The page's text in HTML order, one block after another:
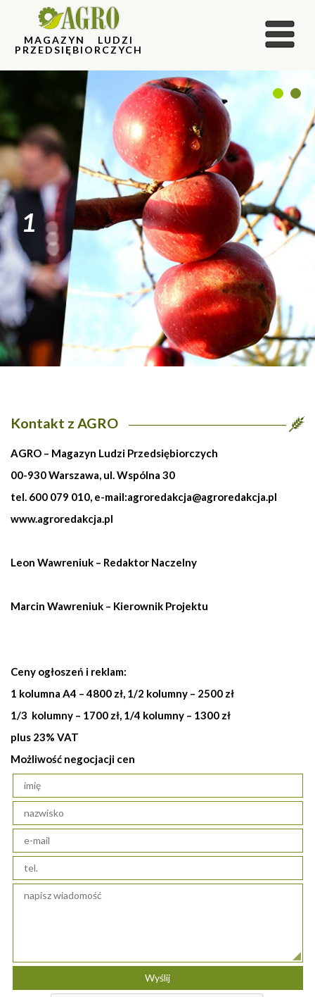
MAGAZYN LUDZI
PRZEDSIĘBIORCZYCH
1
1 2
Kontakt z AGRO
AGRO – Magazyn Ludzi Przedsiębiorczych
00-930 Warszawa, ul. Wspólna 30
tel. 600 079 010, e-mail:agroredakcja@agroredakcja.pl
www.agroredakcja.pl
Leon Wawreniuk – Redaktor Naczelny
Marcin Wawreniuk – Kierownik Projektu
Ceny ogłoszeń i reklam:
1 kolumna A4 – 4800 zł, 1/2 kolumny – 2500 zł
1/3 kolumny – 1700 zł, 1/4 kolumny – 1300 zł
plus 23% VAT
Możliwość negocjacji cen